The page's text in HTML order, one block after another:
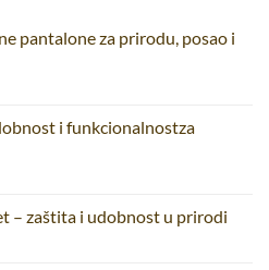
pantalone za prirodu, posao i
i funkcionalnostza
– zaštita i udobnost u prirodi